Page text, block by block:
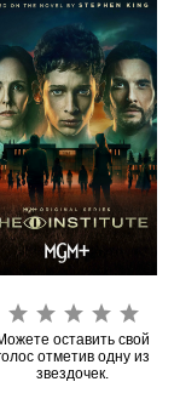
оставить свой
отметив одну из
звездочек.